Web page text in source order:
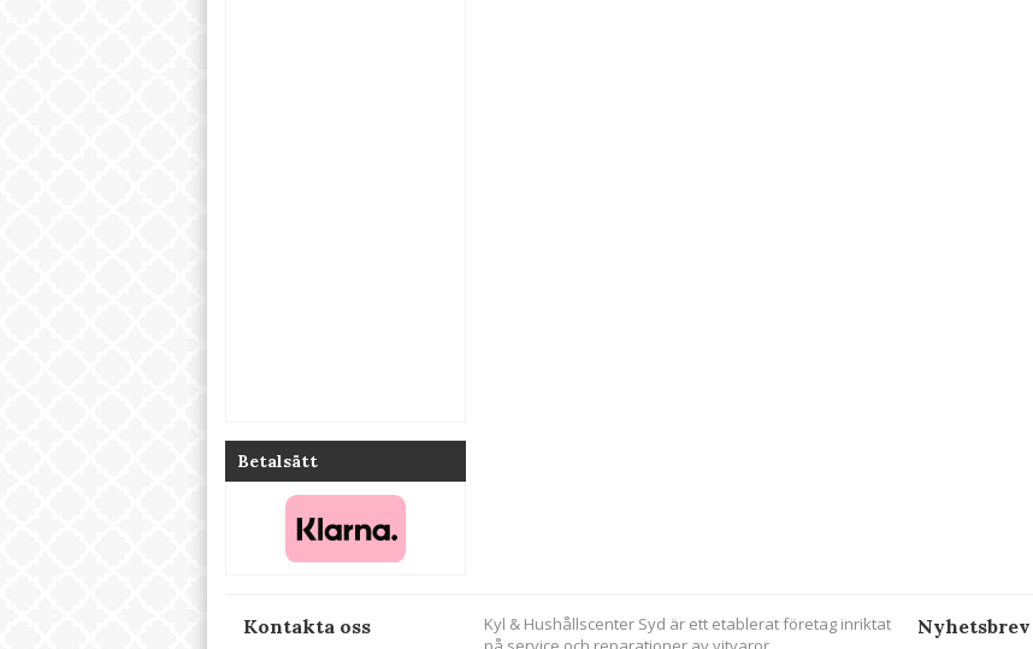
Betalsätt
Kontakta oss Nyhetsbrev
Kyl & Hushållscenter Syd är ett etablerat företag inriktat